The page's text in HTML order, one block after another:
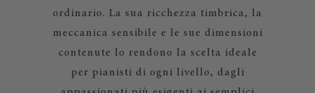
ordinario. La sua ricchezza timbrica, la
meccanica sensibile e le sue dimensioni
contenute lo rendono la scelta ideale
per pianisti di ogni livello, dagli